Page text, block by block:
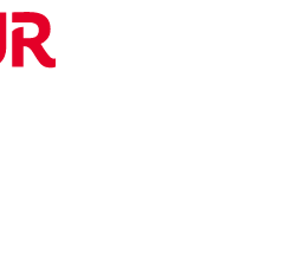
OFERTE DE NERATAT